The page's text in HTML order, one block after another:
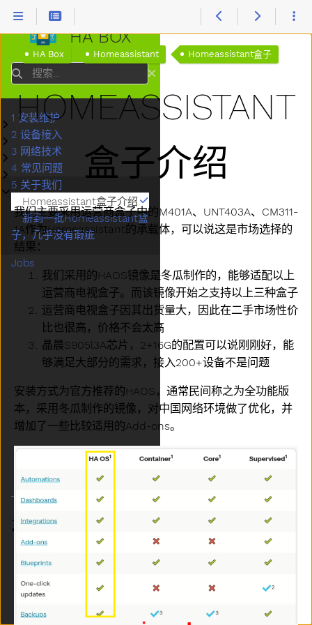
HA Box Homeassistant Homeassistant盒子
HOMEASSISTANT
盒子介绍
我们主要采用运营商盒子中的M401A、UNT403A、CM311-
1A作为Homeassistant的承载体，可以说这是市场选择的
结果：
我们采用的HAOS镜像是冬瓜制作的，能够适配以上
运营商电视盒子。而该镜像开始之支持以上三种盒子
运营商电视盒子因其出货量大，因此在二手市场性价
比也很高，价格不会太高
晶晨S905l3A芯片，2+16G的配置可以说刚刚好，能
够满足大部分的需求，接入200+设备不是问题
安装方式为官方推荐的HAOS，通常民间称之为全功能版
本，采用冬瓜制作的镜像，对中国网络环境做了优化，并
增加了一些比较适用的Add-ons。
HA BOX
搜索
子菜单1 安装维护
1 安装维护
子菜单2 设备接入
2 设备接入
子菜单3 网络技术
3 网络技术
子菜单4 常见问题
4 常见问题
子菜单5 关于我们
5 关于我们
Homeassistant盒子介绍
新到一批Homeassistant盒
子，几乎没有瑕疵
Jobs
主题
本站总访问量
您是本站第
位访问者
Built with